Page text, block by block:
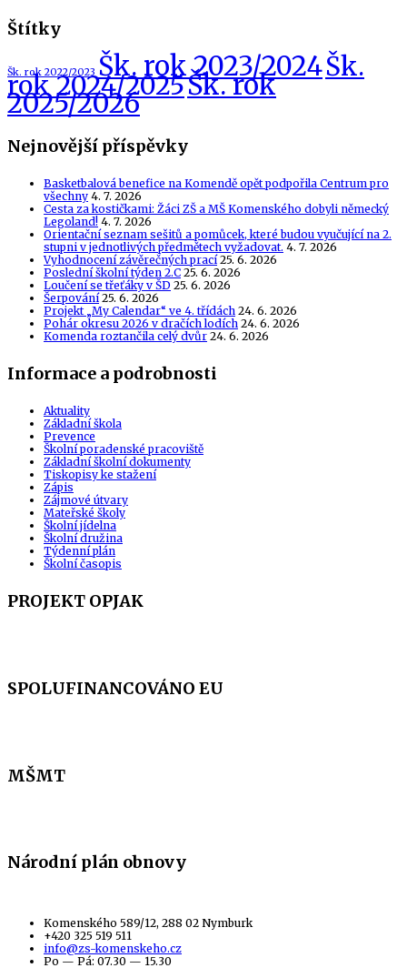
Štítky
Šk. rok 2022/2023 Šk. rok 2023/2024Šk.
rok 2024/2025Šk. rok
2025/2026
Nejnovější příspěvky
Basketbalová benefice na Komendě opět podpořila Centrum pro
všechny 4. 7. 2026
Cesta za kostičkami: Žáci ZŠ a MŠ Komenského dobyli německý
Legoland! 4. 7. 2026
Orientační seznam sešitů a pomůcek, které budou vyučující na 2.
stupni v jednotlivých předmětech vyžadovat. 4. 7. 2026
Vyhodnocení závěrečných prací 25. 6. 2026
Poslední školní týden 2.C 25. 6. 2026
Loučení se třeťáky v ŠD 25. 6. 2026
Šerpování 25. 6. 2026
Projekt „My Calendar“ ve 4. třídách 24. 6. 2026
Pohár okresu 2026 v dračích lodích 24. 6. 2026
Komenda roztančila celý dvůr 24. 6. 2026
Informace a podrobnosti
Aktuality
Základní škola
Prevence
Školní poradenské pracoviště
Základní školní dokumenty
Tiskopisy ke stažení
Zápis
Zájmové útvary
Mateřské školy
Školní jídelna
Školní družina
Týdenní plán
Školní časopis
PROJEKT OPJAK
SPOLUFINANCOVÁNO EU
MŠMT
Národní plán obnovy
Komenského 589/12, 288 02 Nymburk
+420 325 519 511
info@zs-komenskeho.cz
Po — Pá: 07.30 — 15.30